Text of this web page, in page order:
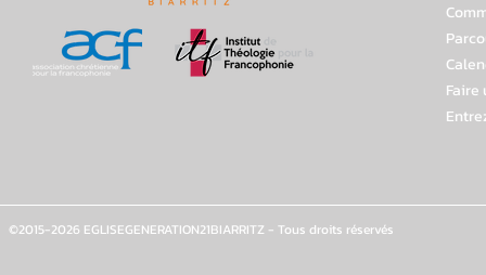
Faire
©2015-2026 EGLISEGENERATION21BIARRITZ - Tous droits réservés